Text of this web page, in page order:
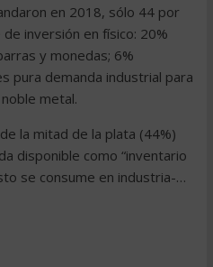
en 2018, sólo 44 por
inversión en físico: 20%
y monedas; 6%
pura demanda industrial para
metal.
la mitad de la plata (44%)
disponible como “inventario
se consume en industria-…